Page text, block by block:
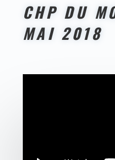
CHP DU
MAI 2018